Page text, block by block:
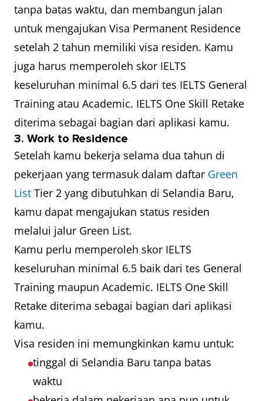
tanpa batas waktu, dan membangun jalan
untuk mengajukan Visa Permanent Residence
setelah 2 tahun memiliki visa residen. Kamu
juga harus memperoleh skor IELTS
keseluruhan minimal 6.5 dari tes IELTS General
Training atau Academic. IELTS One Skill Retake
diterima sebagai bagian dari aplikasi kamu.
3. Work to Residence
Setelah kamu bekerja selama dua tahun di
pekerjaan yang termasuk dalam daftar Green
List Tier 2 yang dibutuhkan di Selandia Baru,
kamu dapat mengajukan status residen
melalui jalur Green List.
Kamu perlu memperoleh skor IELTS
keseluruhan minimal 6.5 baik dari tes General
Training maupun Academic. IELTS One Skill
Retake diterima sebagai bagian dari aplikasi
kamu.
Visa residen ini memungkinkan kamu untuk:
tinggal di Selandia Baru tanpa batas
waktu